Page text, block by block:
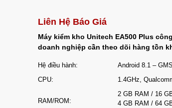
Liên Hệ Báo Giá
Máy kiểm kho Unitech EA500 Plus
doanh nghiệp cần theo dõi hàng tồn
Hệ điều hành:
Android 8.1 –
CPU:
1.4GHz,
RAM/ROM:
2 GB RAM / 16
4 GB RAM / 64